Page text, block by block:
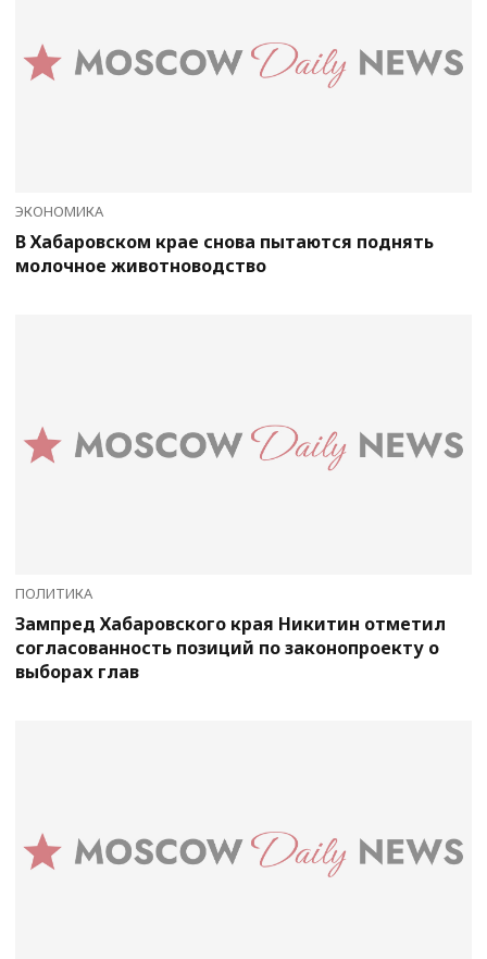
ЭКОНОМИКА
В Хабаровском крае снова пытаются поднять
молочное животноводство
ПОЛИТИКА
Зампред Хабаровского края Никитин отметил
согласованность позиций по законопроекту о
выборах глав